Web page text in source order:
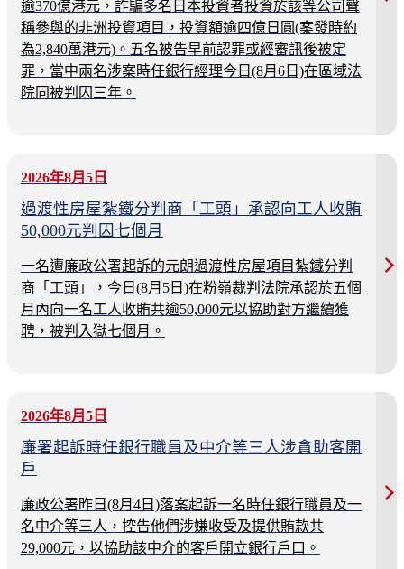
逾370億港元，詐騙多名日本投資者投資於該等公司聲
稱參與的非洲投資項目，投資額逾四億日圓(案發時約
為2,840萬港元)。五名被告早前認罪或經審訊後被定
罪，當中兩名涉案時任銀行經理今日(8月6日)在區域法
院同被判囚三年。
2026年8月5日
過渡性房屋紮鐵分判商「工頭」承認向工人收賄
50,000元判囚七個月
一名遭廉政公署起訴的元朗過渡性房屋項目紮鐵分判
商「工頭」，今日(8月5日)在粉嶺裁判法院承認於五個
月內向一名工人收賄共逾50,000元以協助對方繼續獲
聘，被判入獄七個月。
2026年8月5日
廉署起訴時任銀行職員及中介等三人涉貪助客開
戶
廉政公署昨日(8月4日)落案起訴一名時任銀行職員及一
名中介等三人，控告他們涉嫌收受及提供賄款共
29,000元，以協助該中介的客戶開立銀行戶口。